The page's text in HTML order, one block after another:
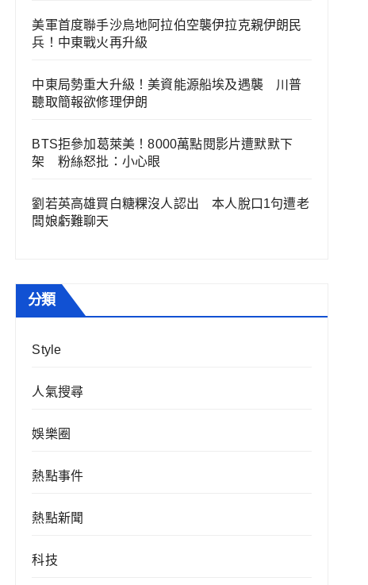
美軍首度聯手沙烏地阿拉伯空襲伊拉克親伊朗民
兵！中東戰火再升級
中東局勢重大升級！美資能源船埃及遇襲 川普
聽取簡報欲修理伊朗
BTS拒參加葛萊美！8000萬點閱影片遭默默下
架 粉絲怒批：小心眼
劉若英高雄買白糖粿沒人認出 本人脫口1句遭老
闆娘虧難聊天
分類
Style
人氣搜尋
娛樂圈
熱點事件
熱點新聞
科技